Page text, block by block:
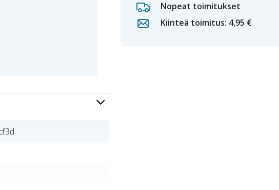
Nopeat toimitukset
Kiinteä toimitus: 4,95 €